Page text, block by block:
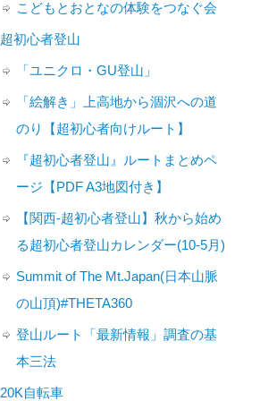
こどもとおとなの体験をつなぐ会
超初心者登山
「ユニクロ・GU登山」
「絵解き」上高地から涸沢への道
のり【超初心者向けルート】
『超初心者登山』ルートまとめペ
ージ【PDF A3地図付き】
【関西-超初心者登山】秋から始め
る超初心者登山カレンダー(10-5月)
Summit of The Mt.Japan(日本山脈
の山頂)#THETA360
登山ルート「最新情報」調査の基
本三法
20K自転車